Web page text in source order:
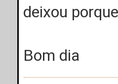
deixou
Bom dia